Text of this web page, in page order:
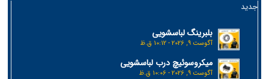
جدید
بلبرینگ لباسشویی
آگوست 9, 2026 - 10:12 ق.ظ
میکروسوئیچ درب لباسشویی
آگوست 9, 2026 - 10:06 ق.ظ